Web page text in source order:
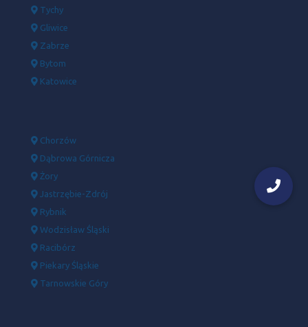
Tychy
Gliwice
Zabrze
Bytom
Katowice
Chorzów
Dąbrowa Górnicza
Żory
Jastrzębie-Zdrój
Rybnik
Wodzisław Śląski
Racibórz
Piekary Śląskie
Tarnowskie Góry